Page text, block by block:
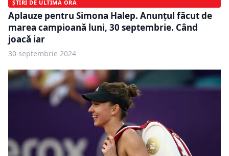
ȘTIRI DE ULTIMĂ ORĂ
Aplauze pentru Simona Halep. Anunțul făcut de
marea campioană luni, 30 septembrie. Când
joacă iar
30 septembrie 2024